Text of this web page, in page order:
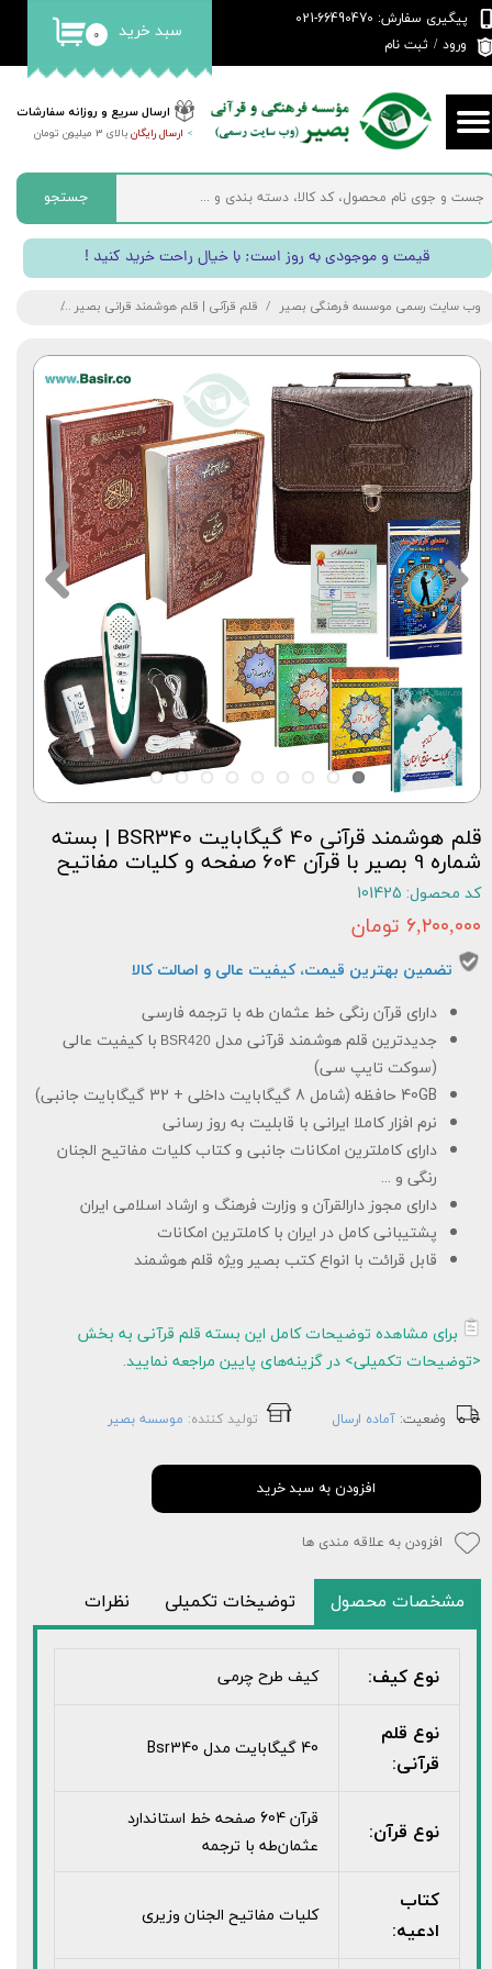
ارسال سریع و روزانه سفارشات
> ارسال رایگانبالای 3 میلیون تومان
پیگیری سفارش: 66490470-021
ورود / ثبت نام
حساب کاربری من
تغییر گذر واژه
سفارشات
خروج از حساب کاربری
۰ سبد خرید
جستجو
! قیمت و موجودی به روز است; با خیال راحت خرید کنید
وب سایت رسمی موسسه فرهنگی بصیر قلم قرآنی | قلم هوشمند قرانی بصیر
قلم هوشمند قرآنی 40 گیگابایت BSR340 | بسته
شماره 9 بصیر با قرآن 604 صفحه و کلیات مفاتیح
کد محصول: 101425
۶,۲۰۰,۰۰۰ تومان
تضمین بهترین قیمت، کیفیت عالی و اصالت کالا
دارای قرآن رنگی خط عثمان طه با ترجمه فارسی
جدیدترین قلم هوشمند قرآنی مدل BSR420 با کیفیت عالی
(سوکت تایپ سی)
40GB حافظه (شامل 8 گیگابایت داخلی + 32 گیگابایت جانبی)
نرم افزار کاملا ایرانی با قابلیت به روز رسانی
دارای کاملترین امکانات جانبی و کتاب کلیات مفاتیح الجنان
رنگی و ...
دارای مجوز دارالقرآن و وزارت فرهنگ و ارشاد اسلامی ایران
پشتیبانی کامل در ایران با کاملترین امکانات
قابل قرائت با انواع کتب بصیر ویژه قلم هوشمند
برای مشاهده توضیحات کامل این بسته قلم قرآنی به بخش
<توضیحات تکمیلی> در گزینه‌های پایین مراجعه نمایید.
وضعیت: آماده ارسال تولید کننده: موسسه بصیر
افزودن به سبد خرید
افزودن به علاقه مندی ها
مشخصات محصول توضیخات تکمیلی نظرات
نوع کیف: کیف طرح چرمی
نوع قلم
قرآنی:
40 گیگابایت مدل Bsr340
نوع قرآن:
قرآن 604 صفحه خط استاندارد
عثمان‌طه با ترجمه
کتاب
ادعیه:
کلیات مفاتیح الجنان وزیری